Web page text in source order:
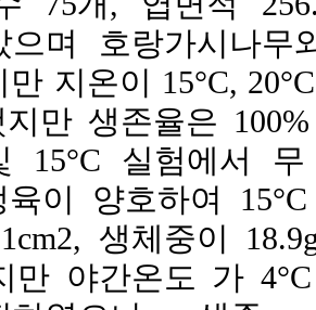
으며 호랑가시나
지온이 15°C,
만 생존율은
15°C 실험에서
육이 양호하여
생체중이
만 야간온도 가